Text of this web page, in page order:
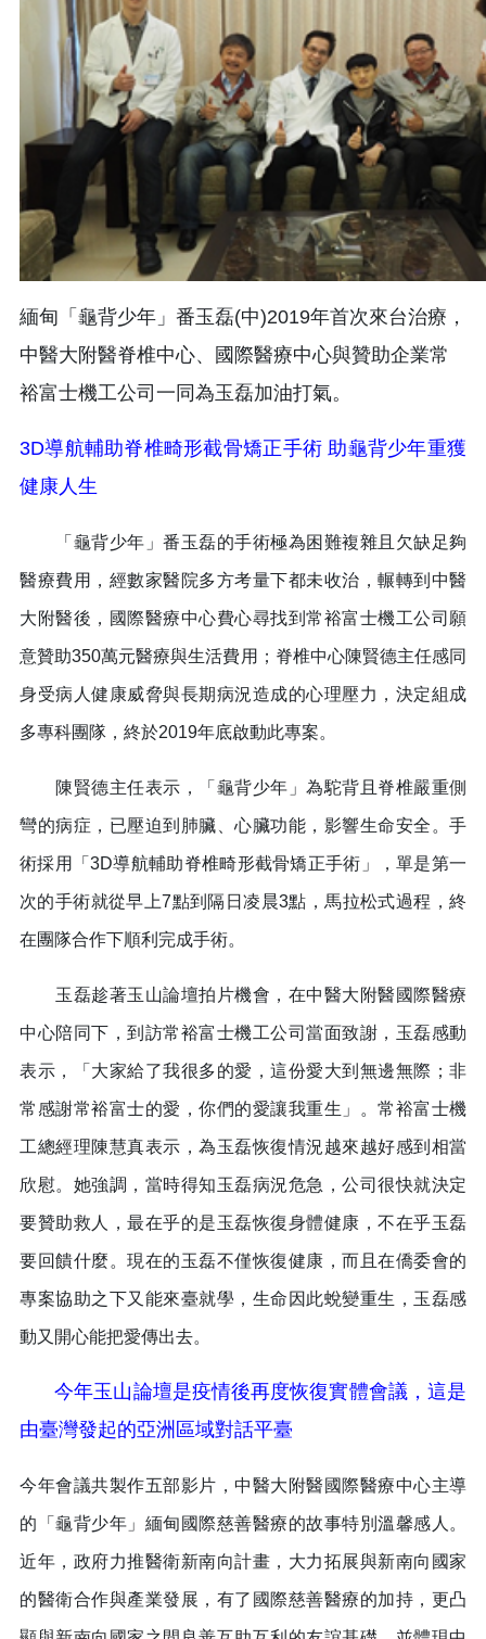
緬甸「龜背少年」番玉磊(中)2019年首次來台治療，
中醫大附醫脊椎中心、國際醫療中心與贊助企業常
裕富士機工公司一同為玉磊加油打氣。
3D導航輔助脊椎畸形截骨矯正手術 助龜背少年重獲
健康人生
「龜背少年」番玉磊的手術極為困難複雜且欠缺足夠
醫療費用，經數家醫院多方考量下都未收治，輾轉到中醫
大附醫後，國際醫療中心費心尋找到常裕富士機工公司願
意贊助350萬元醫療與生活費用；脊椎中心陳賢德主任感同
身受病人健康威脅與長期病況造成的心理壓力，決定組成
多專科團隊，終於2019年底啟動此專案。
陳賢德主任表示，「龜背少年」為駝背且脊椎嚴重側
彎的病症，已壓迫到肺臟、心臟功能，影響生命安全。手
術採用「3D導航輔助脊椎畸形截骨矯正手術」，單是第一
次的手術就從早上7點到隔日凌晨3點，馬拉松式過程，終
在團隊合作下順利完成手術。
玉磊趁著玉山論壇拍片機會，在中醫大附醫國際醫療
中心陪同下，到訪常裕富士機工公司當面致謝，玉磊感動
表示，「大家給了我很多的愛，這份愛大到無邊無際；非
常感謝常裕富士的愛，你們的愛讓我重生」。常裕富士機
工總經理陳慧真表示，為玉磊恢復情況越來越好感到相當
欣慰。她強調，當時得知玉磊病況危急，公司很快就決定
要贊助救人，最在乎的是玉磊恢復身體健康，不在乎玉磊
要回饋什麼。現在的玉磊不僅恢復健康，而且在僑委會的
專案協助之下又能來臺就學，生命因此蛻變重生，玉磊感
動又開心能把愛傳出去。
今年玉山論壇是疫情後再度恢復實體會議，這是
由臺灣發起的亞洲區域對話平臺
今年會議共製作五部影片，中醫大附醫國際醫療中心主導
的「龜背少年」緬甸國際慈善醫療的故事特別溫馨感人。
近年，政府力推醫衛新南向計畫，大力拓展與新南向國家
的醫衛合作與產業發展，有了國際慈善醫療的加持，更凸